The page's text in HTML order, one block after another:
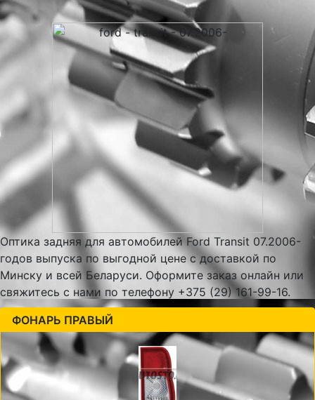
Оптика задняя для автомобилей Ford Transit 07.2006-
годов выпуска по выгодной цене с доставкой по
Минску и всей Беларуси. Оформите заказ онлайн или
свяжитесь с нами по телефону +375 (29) 161-99-16.
ФОНАРЬ ПРАВЫЙ